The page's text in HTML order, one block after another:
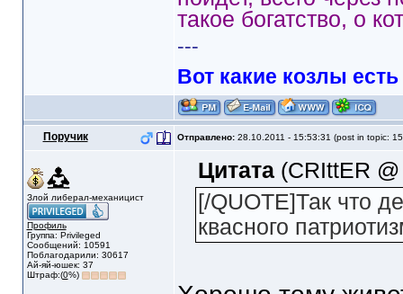
такое богатство, о
---
Вот какие козлы
Поручик Отправлено: 28.10.2011 - 15:53:31 (post in topic:
Злой либерал-механицист
Профиль
Группа: Privileged
Сообщений: 10591
Поблагодарили: 30617
Ай-яй-юшек: 37
Штраф:(0%)
Цитата(CRIttER @
[/QUOTE]Так что
квасного